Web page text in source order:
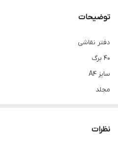
توضیحات
دفتر نقاشی
۴۰ برگ
سایز A4
مجلد
نظرات